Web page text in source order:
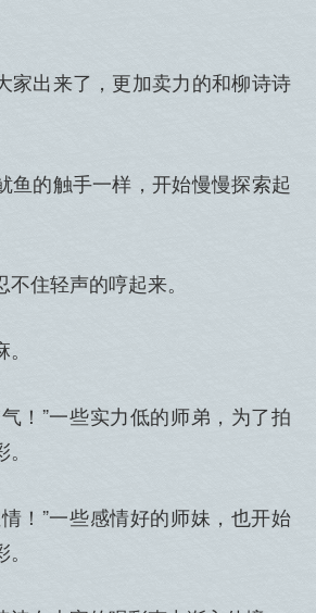
家出来了，更加卖力的和柳诗诗
鱼的触手一样，开始慢慢探索起
住轻声的哼起来。
！”一些实力低的师弟，为了拍
！”一些感情好的师妹，也开始